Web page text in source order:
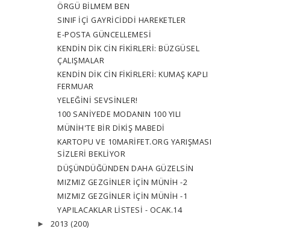
ÖRGÜ BİLMEM BEN
SINIF İÇİ GAYRİCİDDİ HAREKETLER
E-POSTA GÜNCELLEMESİ
KENDİN DİK CİN FİKİRLERİ: BÜZGÜSEL
ÇALIŞMALAR
KENDİN DİK CİN FİKİRLERİ: KUMAŞ KAPLI
FERMUAR
YELEĞİNİ SEVSİNLER!
100 SANİYEDE MODANIN 100 YILI
MÜNİH'TE BİR DİKİŞ MABEDİ
KARTOPU VE 10MARİFET.ORG YARIŞMASI
SİZLERİ BEKLİYOR
DÜŞÜNDÜĞÜNDEN DAHA GÜZELSİN
MIZMIZ GEZGİNLER İÇİN MÜNİH -2
MIZMIZ GEZGİNLER İÇİN MÜNİH -1
YAPILACAKLAR LİSTESİ - OCAK.14
► 2013 (200)